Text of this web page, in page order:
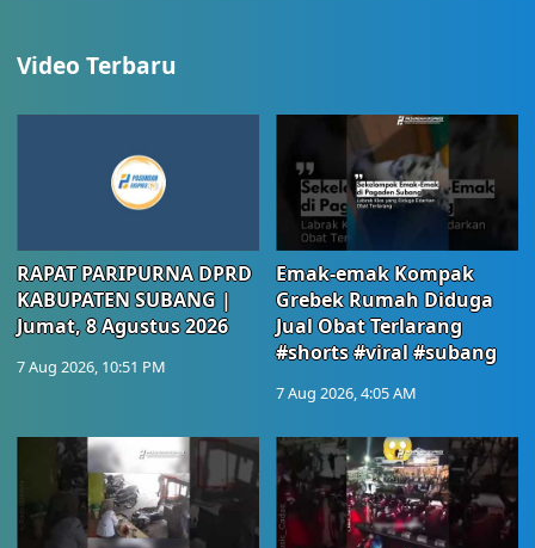
Video Terbaru
RAPAT PARIPURNA DPRD
KABUPATEN SUBANG |
Jumat, 8 Agustus 2026
7 Aug 2026, 10:51 PM
Emak-emak Kompak
Grebek Rumah Diduga
Jual Obat Terlarang
#shorts #viral #subang
7 Aug 2026, 4:05 AM